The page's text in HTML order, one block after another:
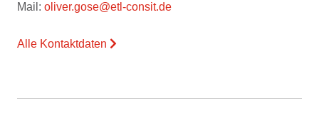
Mail: oliver.gose@etl-consit.de
Alle Kontaktdaten